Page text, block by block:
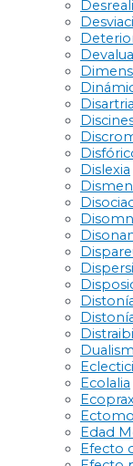
Disartria
Dislexia
Ecolalia
Edad
Efecto